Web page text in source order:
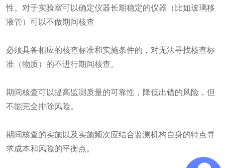
性。对于实验室可以确定仪器长期稳定的仪器（比如玻璃移
液管）可以不做期间核查
必须具备相应的核查标准和实施条件的，对无法寻找核查标
准（物质）的不进行期间核查。
期间核查可以提高监测质量的可靠性，降低出错的风险，但
不能完全排除风险。
期间核查的实施以及实施频次应结合监测机构自身的特点寻
求成本和风险的平衡点。